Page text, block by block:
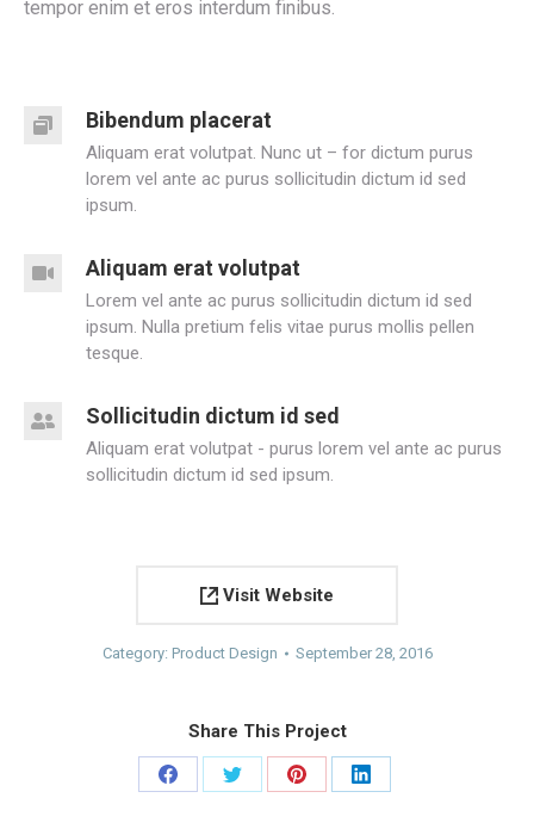
tempor enim et eros interdum finibus.
Bibendum placerat
Aliquam erat volutpat. Nunc ut – for dictum purus
lorem vel ante ac purus sollicitudin dictum id sed
ipsum.
Aliquam erat volutpat
Lorem vel ante ac purus sollicitudin dictum id sed
ipsum. Nulla pretium felis vitae purus mollis pellen
tesque.
Sollicitudin dictum id sed
Aliquam erat volutpat - purus lorem vel ante ac purus
sollicitudin dictum id sed ipsum.
Visit Website
Category: Product Design September 28, 2016
Share This Project
Share
Share
Share
Share